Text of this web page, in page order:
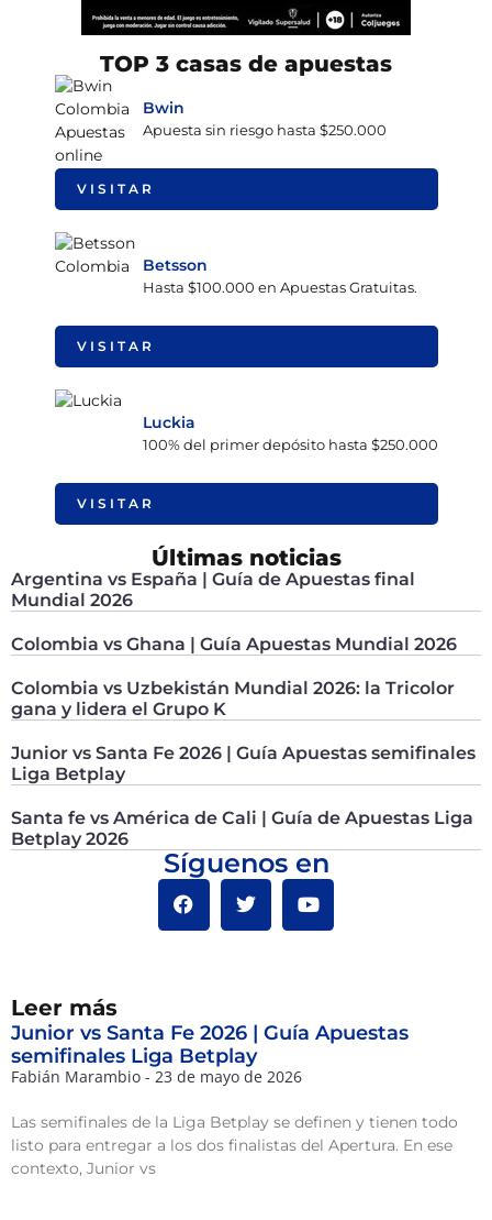
TOP 3 casas de apuestas
Bwin
Apuesta sin riesgo hasta $250.000
VISITAR
Betsson
Hasta $100.000 en Apuestas Gratuitas.
VISITAR
Luckia
100% del primer depósito hasta $250.000
VISITAR
Últimas noticias
Argentina vs España | Guía de Apuestas final
Mundial 2026
Colombia vs Ghana | Guía Apuestas Mundial 2026
Colombia vs Uzbekistán Mundial 2026: la Tricolor
gana y lidera el Grupo K
Junior vs Santa Fe 2026 | Guía Apuestas semifinales
Liga Betplay
Santa fe vs América de Cali | Guía de Apuestas Liga
Betplay 2026
Síguenos en
Leer más
Junior vs Santa Fe 2026 | Guía Apuestas
semifinales Liga Betplay
Fabián Marambio 23 de mayo de 2026
Las semifinales de la Liga Betplay se definen y tienen todo
listo para entregar a los dos finalistas del Apertura. En ese
contexto, Junior vs